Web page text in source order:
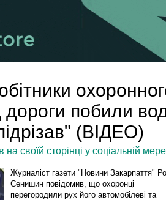
побили
(ВІДЕО)
своїй сторінці у соціальній
Журналіст газети "Новини Закарпаття"
Сенишин повідомив, що охоронці
перегородили рух його автомобілеві та